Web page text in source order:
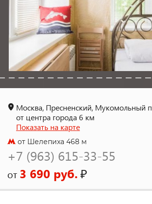
Москва, Пресненский, Мукомольный
от центра города 6 км
Показать на карте
от Шелепиха 468 м
+7 (963) 615-33-55
от 3 690 руб.₽